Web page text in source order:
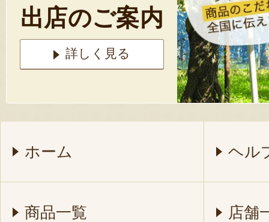
出店のご案内
詳しく見る
ホーム ヘル
商品一覧 店舗